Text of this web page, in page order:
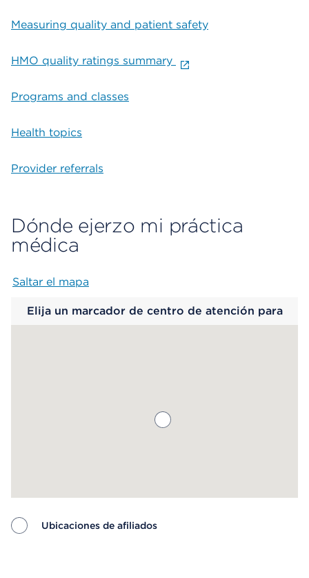
Measuring quality and patient safety
HMO quality ratings summary
Programs and classes
Health topics
Provider referrals
Dónde ejerzo mi práctica
médica
Saltar el mapa
Elija un marcador de centro de atención para
Ubicaciones de afiliados